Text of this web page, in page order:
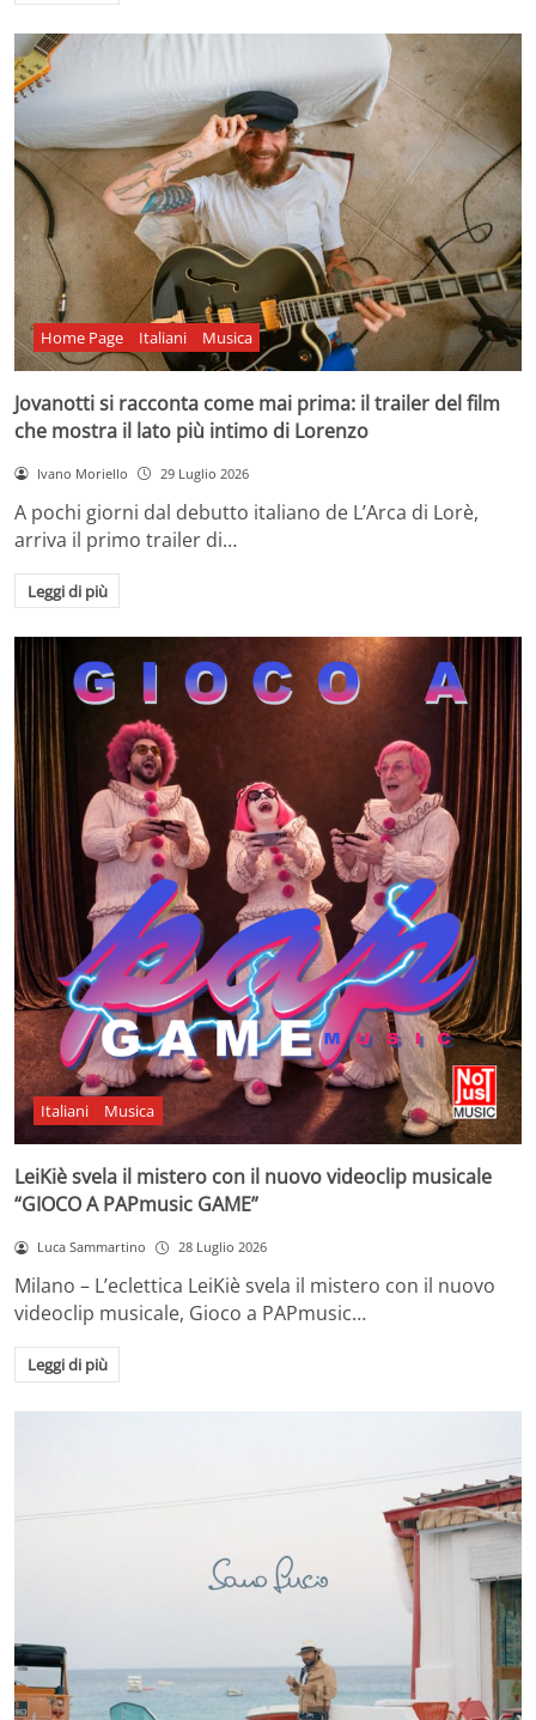
Home Page Italiani Musica
Jovanotti si racconta come mai prima: il trailer del film
che mostra il lato più intimo di Lorenzo
Ivano Moriello 29 Luglio 2026
A pochi giorni dal debutto italiano de L’Arca di Lorè,
arriva il primo trailer di…
Leggi di più
Italiani Musica
LeiKiè svela il mistero con il nuovo videoclip musicale
“GIOCO A PAPmusic GAME”
Luca Sammartino 28 Luglio 2026
Milano – L’eclettica LeiKiè svela il mistero con il nuovo
videoclip musicale, Gioco a PAPmusic…
Leggi di più